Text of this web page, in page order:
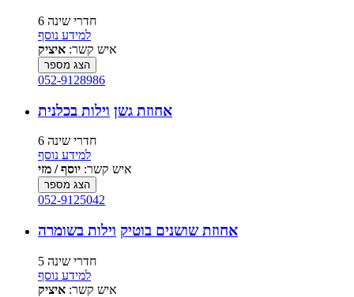
6 חדרי שינה
למידע נוסף
איש קשר: איציק
הצג מספר
052-9128986
אחוזת גשן וילות בכלנית
6 חדרי שינה
למידע נוסף
איש קשר: יוסף / מזי
הצג מספר
052-9125042
אחוזת שושנים בוטיק וילות בשומרה
5 חדרי שינה
למידע נוסף
איש קשר: איציק